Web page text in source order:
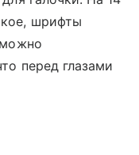
шрифты
можно
перед глазами